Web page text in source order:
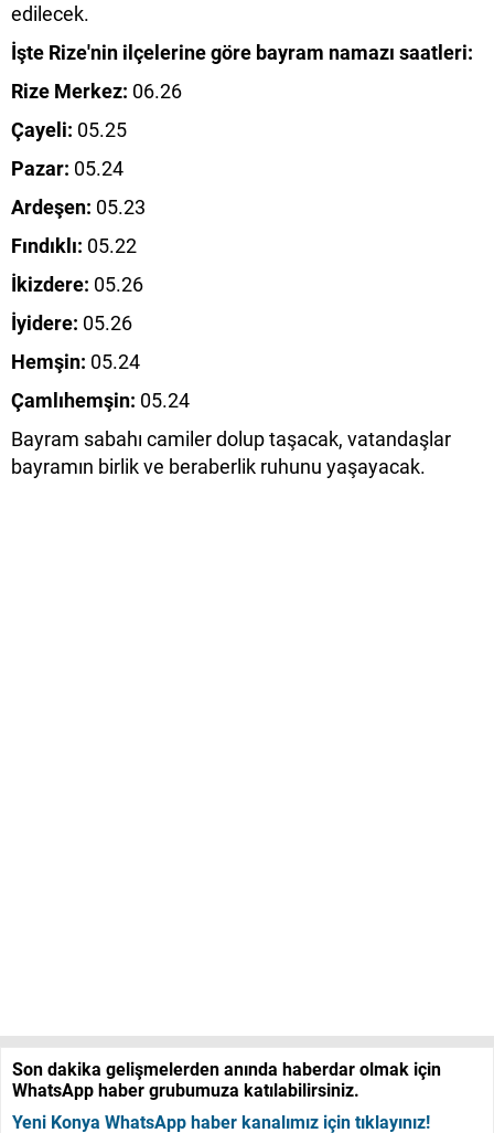
edilecek.
İşte Rize'nin ilçelerine göre bayram namazı saatleri:
Rize Merkez: 06.26
Çayeli: 05.25
Pazar: 05.24
Ardeşen: 05.23
Fındıklı: 05.22
İkizdere: 05.26
İyidere: 05.26
Hemşin: 05.24
Çamlıhemşin: 05.24
Bayram sabahı camiler dolup taşacak, vatandaşlar
bayramın birlik ve beraberlik ruhunu yaşayacak.
Son dakika gelişmelerden anında haberdar olmak için
WhatsApp haber grubumuza katılabilirsiniz.
Yeni Konya WhatsApp haber kanalımız için tıklayınız!